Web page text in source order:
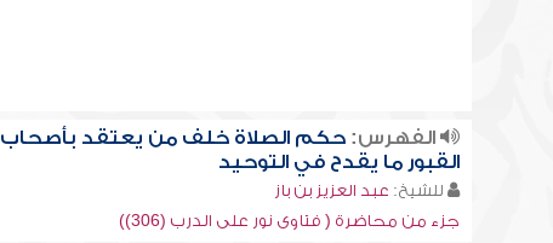
الفهرس:حكم الصلاة خلف من يعتقد بأصحاب
القبور ما يقدح في التوحيد
للشيخ: عبد العزيز بن باز
جزء من محاضرة ( فتاوى نور على الدرب (306))